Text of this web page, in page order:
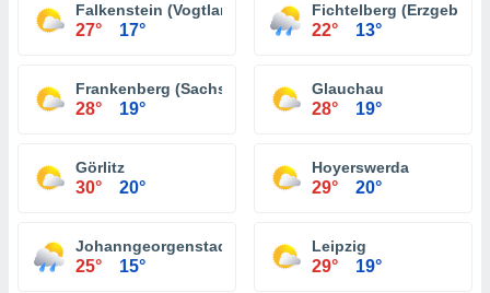
Falkenstein (Vogtland)
27° 17°
Fichtelberg
22° 13°
Frankenberg (Sachsen)
28° 19°
Glauchau
28° 19°
Görlitz
30° 20°
Hoyerswerda
29° 20°
Johanngeorgenstadt
25° 15°
Leipzig
29° 19°